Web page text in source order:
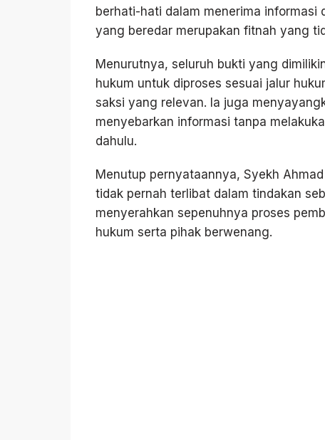
berhati-hati dalam menerima informasi
yang beredar merupakan fitnah yang
Menurutnya, seluruh bukti yang
hukum untuk diproses sesuai jalur
saksi yang relevan. Ia juga
menyebarkan informasi tanpa
dahulu.
Menutup pernyataannya, Syekh
tidak pernah terlibat dalam tindakan
menyerahkan sepenuhnya proses
hukum serta pihak berwenang.